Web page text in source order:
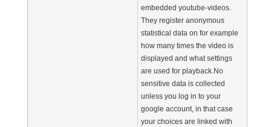
embedded youtube-videos.
They register anonymous
statistical data on for example
how many times the video is
displayed and what settings
are used for playback.No
sensitive data is collected
unless you log in to your
google account, in that case
your choices are linked with